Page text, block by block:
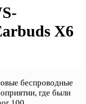
X6
беспроводные
где были